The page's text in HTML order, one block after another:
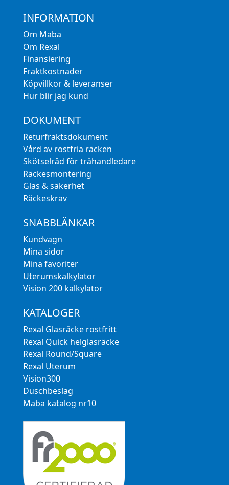
INFORMATION
Om Maba
Om Rexal
Finansiering
Fraktkostnader
Köpvillkor & leveranser
Hur blir jag kund
DOKUMENT
Returfraktsdokument
Vård av rostfria räcken
Skötselråd för trähandledare
Räckesmontering
Glas & säkerhet
Räckeskrav
SNABBLÄNKAR
Kundvagn
Mina sidor
Mina favoriter
Uterumskalkylator
Vision 200 kalkylator
KATALOGER
Rexal Glasräcke rostfritt
Rexal Quick helglasräcke
Rexal Round/Square
Rexal Uterum
Vision300
Duschbeslag
Maba katalog nr10